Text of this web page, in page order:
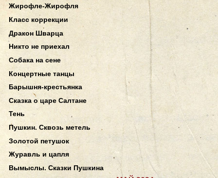
Жирофле-Жирофля
Класс коррекции
Дракон Шварца
Никто не приехал
Собака на сене
Концертные танцы
Барышня-крестьянка
Сказка о царе Салтане
Тень
Пушкин. Сквозь метель
Золотой петушок
Журавль и цапля
Вымыслы. Сказки Пушкина